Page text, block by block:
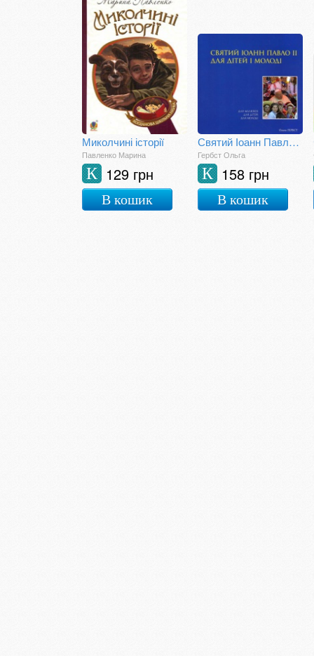
Миколчині історії
Павленко Марина
129 грн
К
В кошик
Святий Іоанн Павло ІІ для дітей і молоді
Гербст Ольга
158 грн
К
В кошик